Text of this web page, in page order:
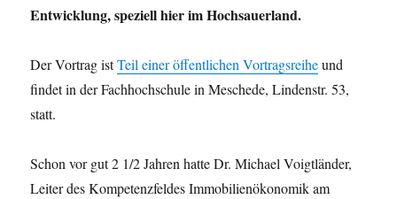
Entwicklung, speziell hier im Hochsauerland.
Der Vortrag istTeil einer öffentlichen Vortragsreiheund
findet in der Fachhochschule in Meschede, Lindenstr. 53,
statt.
Schon vor gut 2 1/2 Jahren hatte Dr. Michael Voigtländer,
Leiter des Kompetenzfeldes Immobilienökonomik am